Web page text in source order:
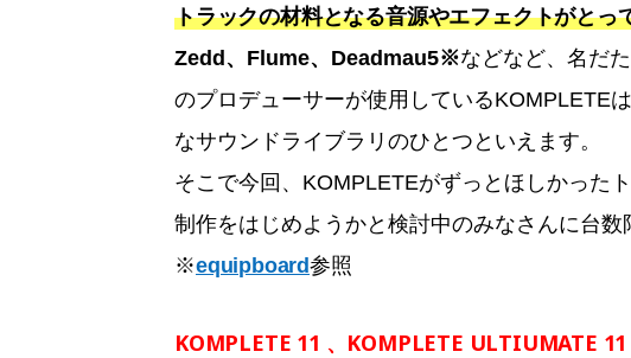
トラックの材料となる音源やエフェクトがとっ
Zedd、Flume、Deadmau5※などなど、名だ
のプロデューサーが使用しているKOMPLETE
なサウンドライブラリのひとつといえます。
そこで今回、KOMPLETEがずっとほしかった
制作をはじめようかと検討中のみなさんに台数
※equipboard参照
KOMPLETE 11 、KOMPLETE ULTIUMATE